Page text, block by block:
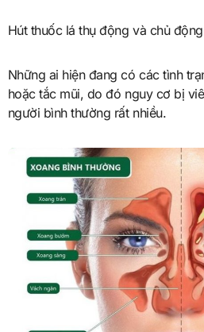
Hút thuốc lá thụ động và chủ động
Những ai hiện đang có các tình
hoặc tắc mũi, do đó nguy cơ bị
người bình thường rất nhiều.